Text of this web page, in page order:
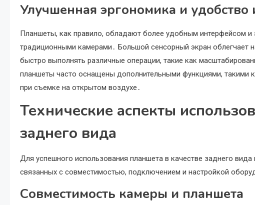
Улучшенная эргономика и удобство
Планшеты, как правило, обладают более удобным интерфейсом
традиционными камерами․ Большой сенсорный экран облегчает
быстро выполнять различные операции, такие как
планшеты часто оснащены дополнительными функциями, такими
при съемке на открытом воздухе․
Технические аспекты
заднего вида
Для успешного использования планшета в качестве заднего
связанных с совместимостью, подключением и настройкой
Совместимость камеры и планшета